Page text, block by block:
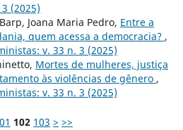
(2025)
Joana Maria Pedro, Entre a
quem acessa a democracia? ,
v. 33 n. 3 (2025)
Mortes de mulheres, justiça
às violências de gênero ,
v. 33 n. 3 (2025)
102 103 > >>